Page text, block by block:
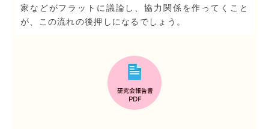
家などがフラットに議論し、協力関係を作ってくこと
が、この流れの後押しになるでしょう。